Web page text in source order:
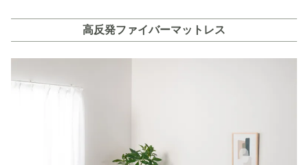
高反発ファイバーマットレス